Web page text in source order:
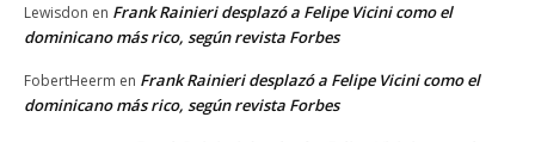
Lewisdon en Frank Rainieri desplazó a Felipe Vicini como el
dominicano más rico, según revista Forbes
FobertHeerm en Frank Rainieri desplazó a Felipe Vicini como el
dominicano más rico, según revista Forbes